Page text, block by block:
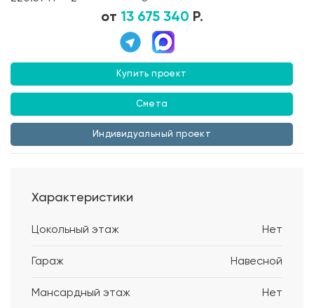
от 13 675 340 Р.
Купить проект
Смета
Индивидуальный проект
Характеристики
Цокольный этаж Нет
Гараж Навесной
Мансардный этаж Нет